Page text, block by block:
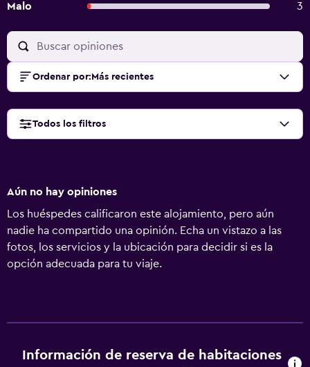
Malo
3
Ordenar por: Más recientes
Todos los filtros
Aún no hay opiniones
Los huéspedes calificaron este alojamiento, pero aún
nadie ha compartido una opinión. Echa un vistazo a las
fotos, los servicios y la ubicación para decidir si es la
opción adecuada para tu viaje.
Información de reserva de habitaciones